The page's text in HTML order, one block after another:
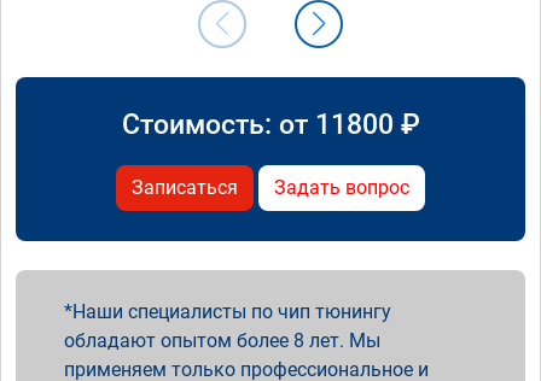
Стоимость: от 11800 ₽
Записаться Задать вопрос
Наши специалисты по чип тюнингу
обладают опытом более 8 лет. Мы
применяем только профессиональное и